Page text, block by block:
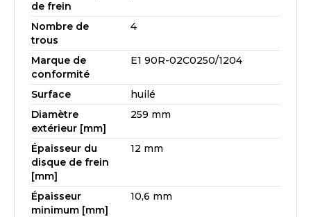
de frein
Nombre de
trous
4
Marque de
conformité
E1 90R-02C0250/1204
Surface
huilé
Diamètre
extérieur [mm]
259 mm
Épaisseur du
disque de frein
[mm]
12 mm
Épaisseur
minimum [mm]
10,6 mm